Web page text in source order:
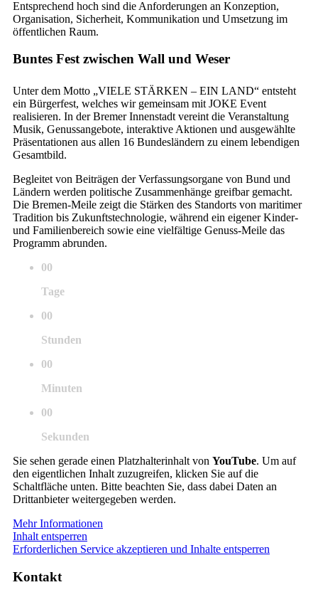
Entsprechend hoch sind die Anforderungen an Konzeption,
Organisation, Sicherheit, Kommunikation und Umsetzung im
öffentlichen Raum.
Buntes Fest zwischen Wall und Weser
Unter dem Motto „VIELE STÄRKEN – EIN LAND“ entsteht
ein Bürgerfest, welches wir gemeinsam mit JOKE Event
realisieren. In der Bremer Innenstadt vereint die Veranstaltung
Musik, Genussangebote, interaktive Aktionen und ausgewählte
Präsentationen aus allen 16 Bundesländern zu einem lebendigen
Gesamtbild.
Begleitet von Beiträgen der Verfassungsorgane von Bund und
Ländern werden politische Zusammenhänge greifbar gemacht.
Die Bremen-Meile zeigt die Stärken des Standorts von maritimer
Tradition bis Zukunftstechnologie, während ein eigener Kinder-
und Familienbereich sowie eine vielfältige Genuss-Meile das
Programm abrunden.
00
Tage
00
Stunden
00
Minuten
00
Sekunden
Sie sehen gerade einen Platzhalterinhalt von YouTube. Um auf
den eigentlichen Inhalt zuzugreifen, klicken Sie auf die
Schaltfläche unten. Bitte beachten Sie, dass dabei Daten an
Drittanbieter weitergegeben werden.
Mehr Informationen
Inhalt entsperren
Erforderlichen Service akzeptieren und Inhalte entsperren
Kontakt